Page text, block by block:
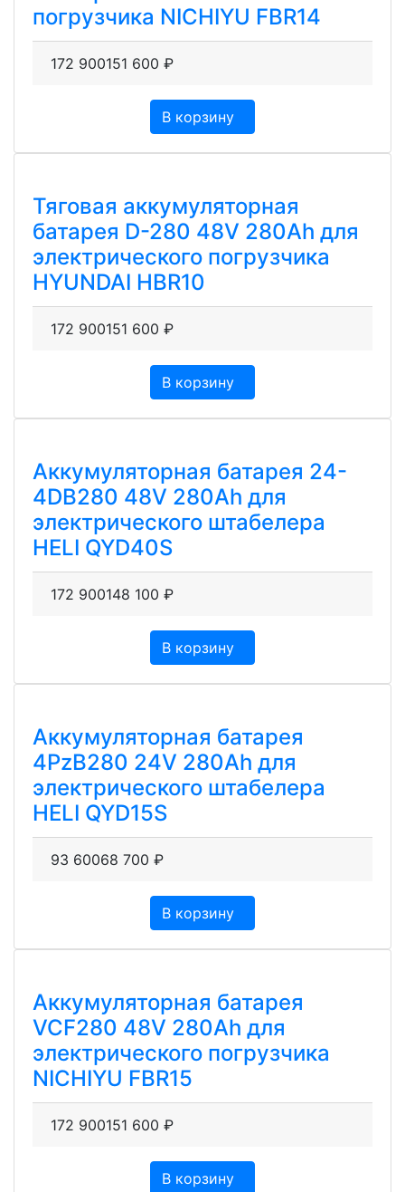
погрузчика NICHIYU FBR14
172 900151 600 ₽
В корзину
Тяговая аккумуляторная
батарея D-280 48V 280Ah для
электрического погрузчика
HYUNDAI HBR10
172 900151 600 ₽
В корзину
Аккумуляторная батарея 24-
4DB280 48V 280Ah для
электрического штабелера
HELI QYD40S
172 900148 100 ₽
В корзину
Аккумуляторная батарея
4PzB280 24V 280Ah для
электрического штабелера
HELI QYD15S
93 60068 700 ₽
В корзину
Аккумуляторная батарея
VCF280 48V 280Ah для
электрического погрузчика
NICHIYU FBR15
172 900151 600 ₽
В корзину